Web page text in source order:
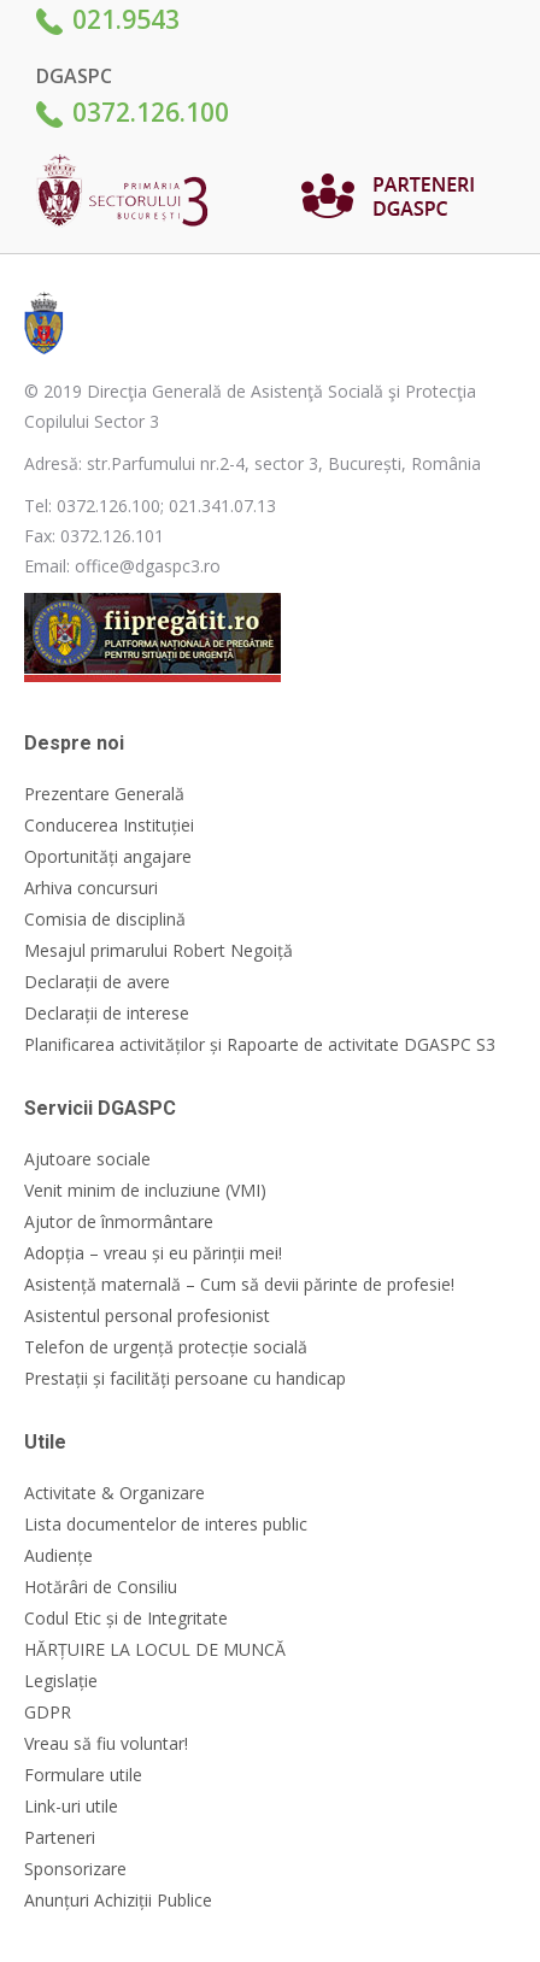
021.9543
DGASPC
0372.126.100
© 2019 Direcţia Generală de Asistenţă Socială şi Protecţia
Copilului Sector 3
Adresă: str.Parfumului nr.2-4, sector 3, București, România
Tel: 0372.126.100; 021.341.07.13
Fax: 0372.126.101
Email: office@dgaspc3.ro
Despre noi
Prezentare Generală
Conducerea Instituției
Oportunități angajare
Arhiva concursuri
Comisia de disciplină
Mesajul primarului Robert Negoiță
Declarații de avere
Declarații de interese
Planificarea activităților și Rapoarte de activitate DGASPC S3
Servicii DGASPC
Ajutoare sociale
Venit minim de incluziune (VMI)
Ajutor de înmormântare
Adopția – vreau și eu părinții mei!
Asistență maternală – Cum să devii părinte de profesie!
Asistentul personal profesionist
Telefon de urgență protecție socială
Prestații și facilități persoane cu handicap
Utile
Activitate & Organizare
Lista documentelor de interes public
Audiențe
Hotărâri de Consiliu
Codul Etic și de Integritate
HĂRȚUIRE LA LOCUL DE MUNCĂ
Legislație
GDPR
Vreau să fiu voluntar!
Formulare utile
Link-uri utile
Parteneri
Sponsorizare
Anunțuri Achiziții Publice